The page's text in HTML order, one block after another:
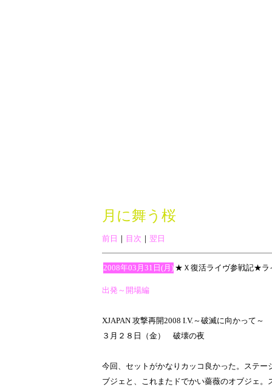
月に舞う桜
前日 ｜ 目次 ｜ 翌日
2008年03月31日(月) ★Ｘ復活ライヴ参戦記★ラ
出発～開場編
XJAPAN 攻撃再開2008 I.V.～破滅に向かって～
３月２８日（金） 破壊の夜
今回、セットがかなりカッコ良かった。ステ
ブジェと、これまたドでかい薔薇のオブジェ